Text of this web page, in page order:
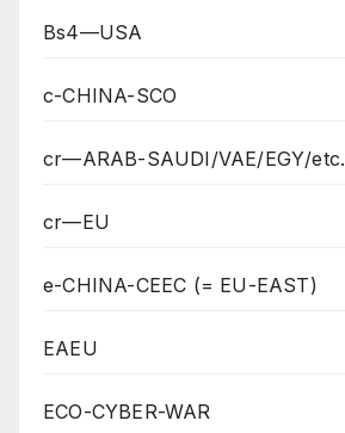
Bs4—USA
c-CHINA-SCO
cr—ARAB-SAUDI/VAE/EGY/etc.
cr—EU
e-CHINA-CEEC (= EU-EAST)
EAEU
ECO-CYBER-WAR